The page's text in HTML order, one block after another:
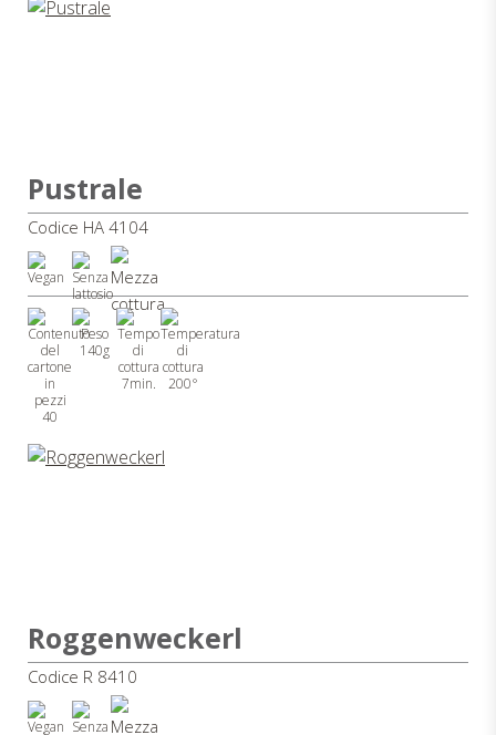
Pustrale
Codice HA 4104
40
140g
7min.
200°
Roggenweckerl
Codice R 8410